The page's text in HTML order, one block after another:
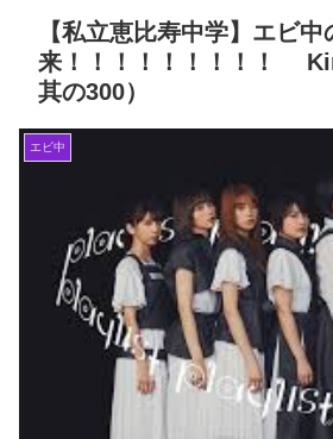
【私立恵比寿中学】エビ中
来！！！！！！！！！
其の300）
エビ中